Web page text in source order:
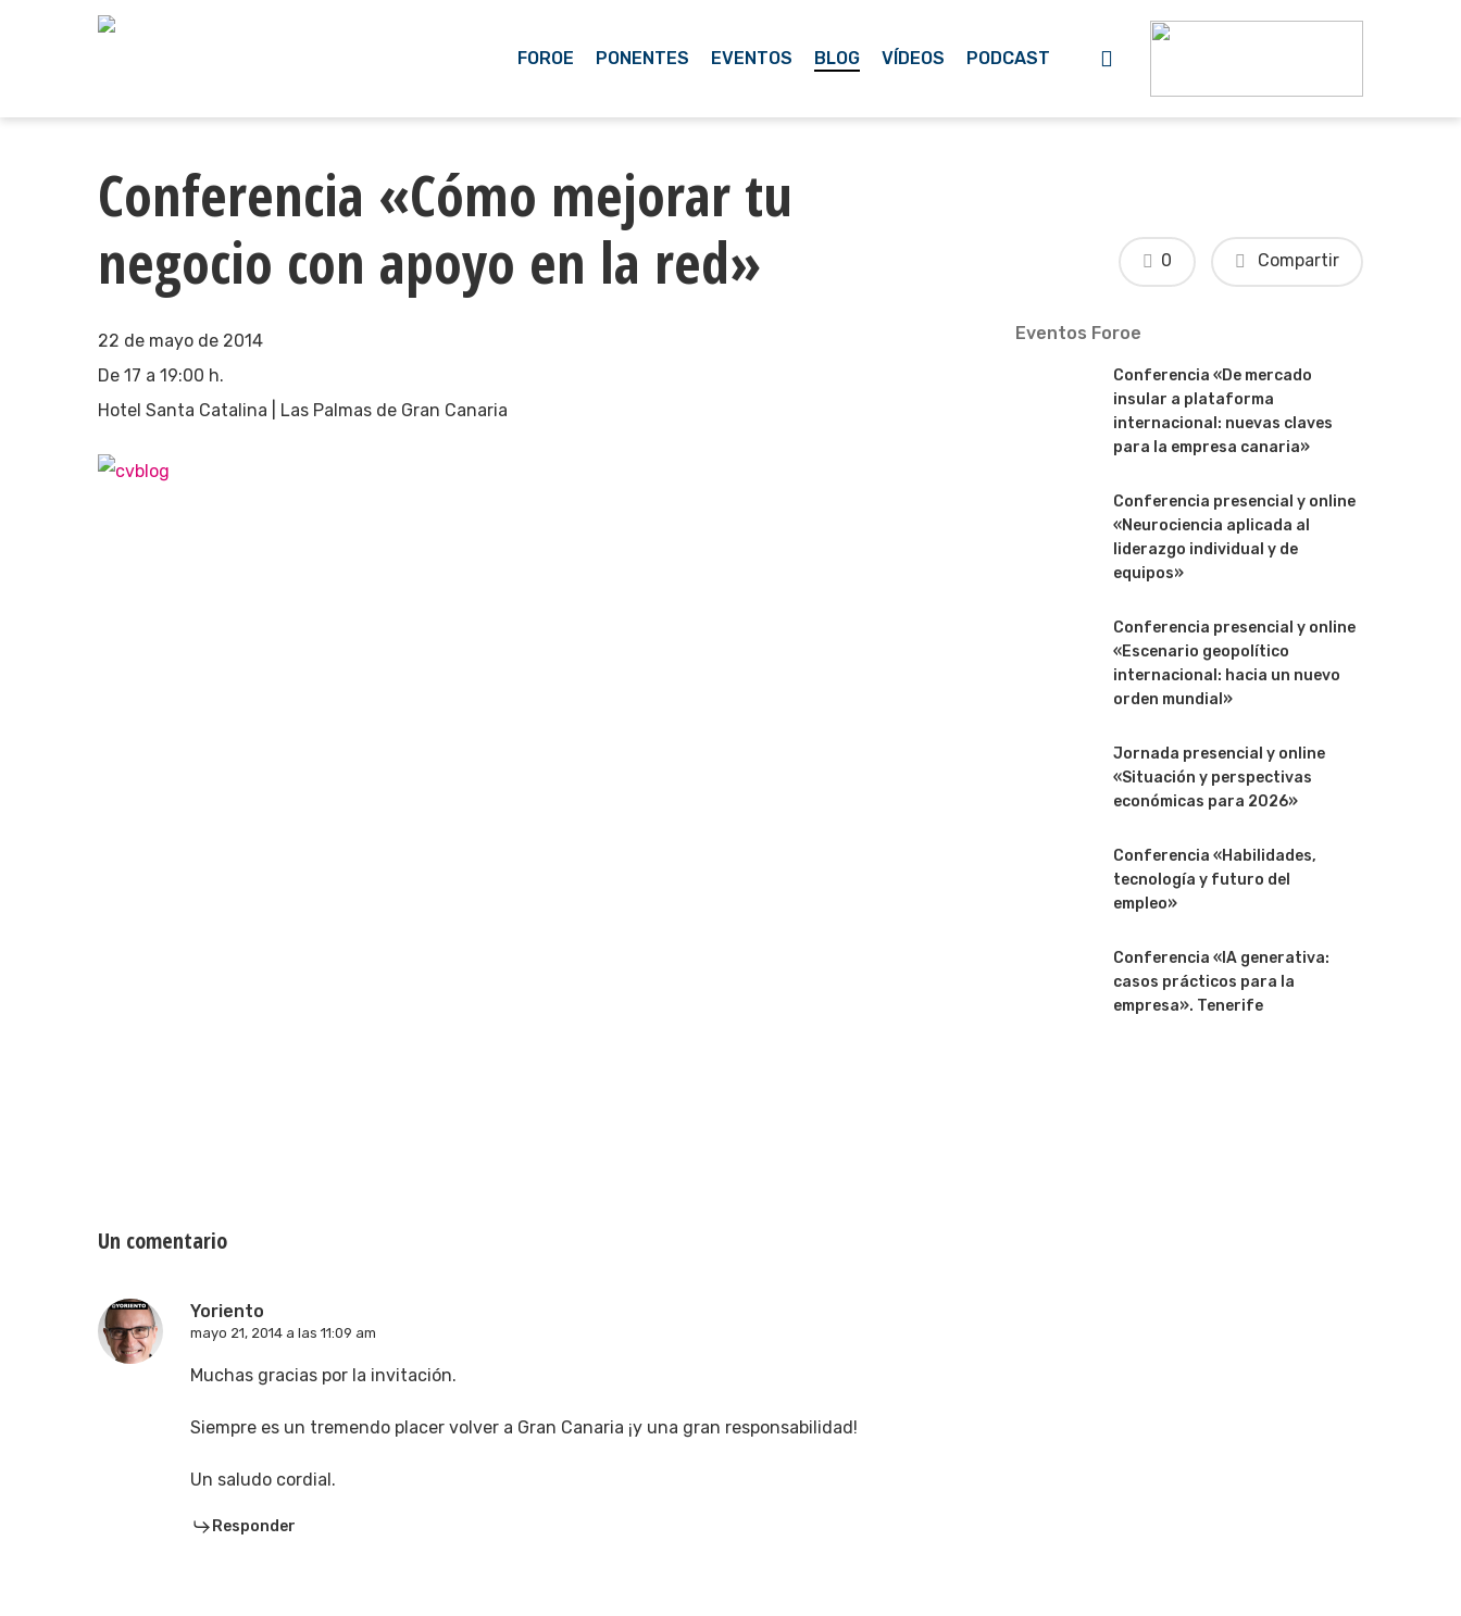
content
FOROE PONENTES EVENTOS BLOG VÍDEOS PODCAST
Conferencia «Cómo mejorar tu
negocio con apoyo en la red»
Compartir
0
22 de mayo de 2014
De 17 a 19:00 h.
Hotel Santa Catalina | Las Palmas de Gran Canaria
Eventos Foroe
Conferencia «De mercado
insular a plataforma
internacional: nuevas claves
para la empresa canaria»
Conferencia presencial y online
«Neurociencia aplicada al
liderazgo individual y de
equipos»
Conferencia presencial y online
«Escenario geopolítico
internacional: hacia un nuevo
orden mundial»
Jornada presencial y online
«Situación y perspectivas
económicas para 2026»
Conferencia «Habilidades,
tecnología y futuro del
empleo»
Conferencia «IA generativa:
casos prácticos para la
empresa». Tenerife
Un comentario
Yoriento
mayo 21, 2014 a las 11:09 am
Muchas gracias por la invitación.
Siempre es un tremendo placer volver a Gran Canaria ¡y una gran responsabilidad!
Un saludo cordial.
Responder